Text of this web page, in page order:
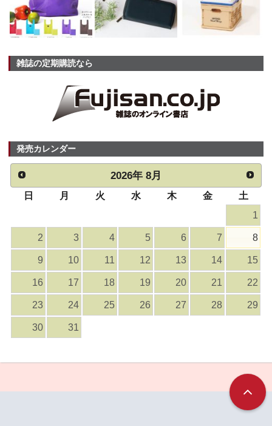
雑誌の定期購読なら
発売カレンダー
2026年 8月
日 月 火 水 木 金
土
1
2 3 4 5 6 7 8
9 10 11 12 13 14 15
16 17 18 19 20 21 22
23 24 25 26 27 28 29
30 31